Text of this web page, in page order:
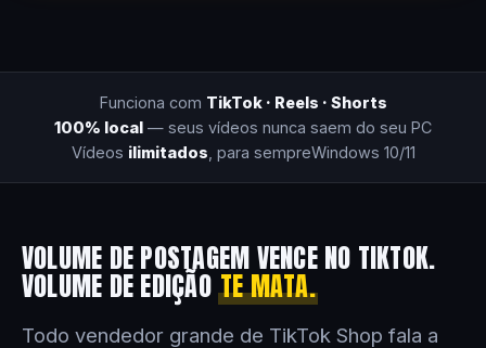
Funciona com TikTok · Reels · Shorts
100% local — seus vídeos nunca saem do seu PC
Vídeos ilimitados , para sempreWindows 10/11
VOLUME DE POSTAGEM VENCE NO TIKTOK.
VOLUME DE EDIÇÃOTE MATA.
Todo vendedor grande de TikTok Shop fala a